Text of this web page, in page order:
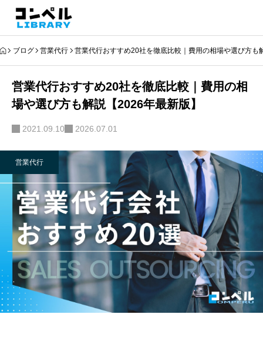
ブログ 営業代行 営業代行おすすめ20社を徹底比較｜費用の相場や選び方も
営業代行おすすめ20社を徹底比較｜費用の相
場や選び方も解説【2026年最新版】
2021.09.10 2026.07.01
営業代行